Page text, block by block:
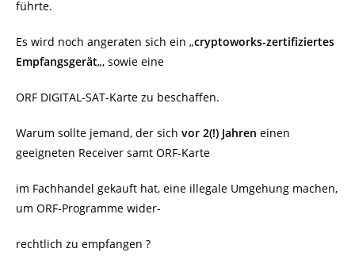
führte.
Es wird noch angeraten sich ein „cryptoworks-zertifiziertes
Empfangsgerät„, sowie eine
ORF DIGITAL-SAT-Karte zu beschaffen.
Warum sollte jemand, der sich vor 2(!) Jahren einen
geeigneten Receiver samt ORF-Karte
im Fachhandel gekauft hat, eine illegale Umgehung machen,
um ORF-Programme wider-
rechtlich zu empfangen ?